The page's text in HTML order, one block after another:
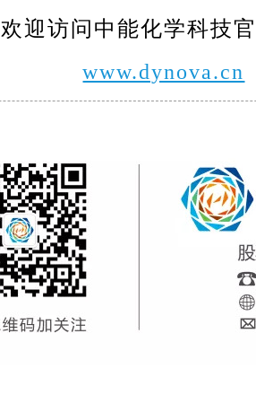
欢迎访问中能化学科技
www.dynova.cn